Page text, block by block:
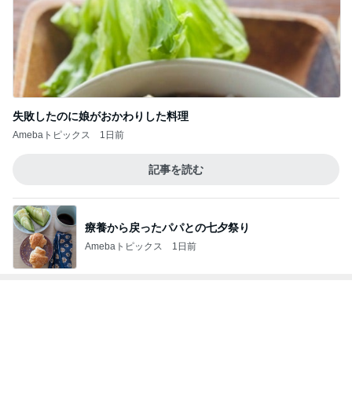
失敗したのに娘がおかわりした料理
Amebaトピックス 1日前
記事を読む
療養から戻ったパパとの七夕祭り
Amebaトピックス 1日前